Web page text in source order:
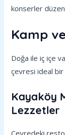
konserler
Kamp
Doğa ile iç içe
çevresi ideal bir
Kayaköy
Lezzetler